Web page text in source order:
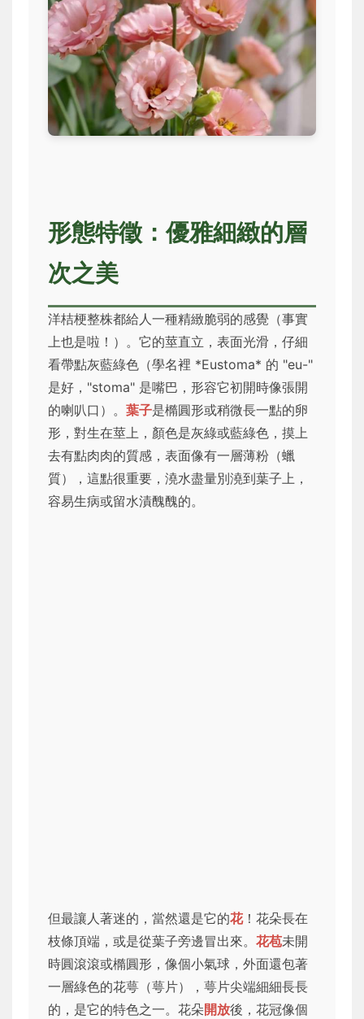
形態特徵：優雅細緻的層
次之美
洋桔梗整株都給人一種精緻脆弱的感覺（事實
上也是啦！）。它的莖直立，表面光滑，仔細
看帶點灰藍綠色（學名裡 *Eustoma* 的 "eu-"
是好，"stoma" 是嘴巴，形容它初開時像張開
的喇叭口）。 葉子是橢圓形或稍微長一點的卵
形，對生在莖上，顏色是灰綠或藍綠色，摸上
去有點肉肉的質感，表面像有一層薄粉（蠟
質），這點很重要，澆水盡量別澆到葉子上，
容易生病或留水漬醜醜的。
但最讓人著迷的，當然還是它的花！花朵長在
枝條頂端，或是從葉子旁邊冒出來。 花苞未開
時圓滾滾或橢圓形，像個小氣球，外面還包著
一層綠色的花萼（萼片），萼片尖端細細長長
的，是它的特色之一。花朵開放後，花冠像個